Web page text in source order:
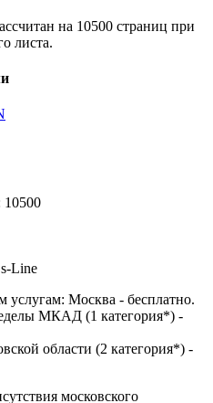
на 10500 страниц при
листа.
10500
Line
Москва - бесплатно.
МКАД (1 категория*) -
области (2 категория*) -
московского